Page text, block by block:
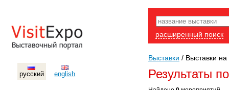
русский english
расширенный поиск
Выставки / Выставки на
Результаты